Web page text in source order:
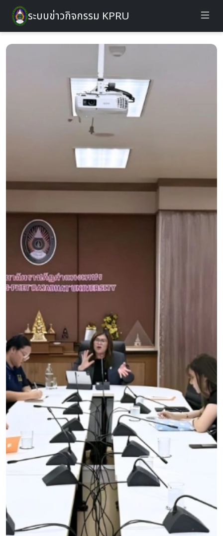
ระบบข่าวกิจกรรม KPRU